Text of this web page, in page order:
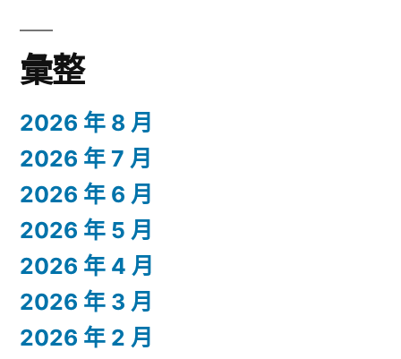
彙整
2026 年 8 月
2026 年 7 月
2026 年 6 月
2026 年 5 月
2026 年 4 月
2026 年 3 月
2026 年 2 月